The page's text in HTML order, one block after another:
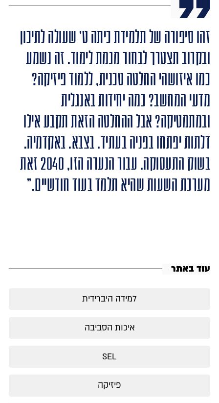
זהו סיפורה של תלמידת כיתה ט' שעולה לתיכון
ובקרוב תצטרך לבחור מגמת לימוד. זה נשמע
כמו איזושהי החלטה טכנית, ללמוד פיזיקה?
מדעי המחשב? כמה יחידות באנגלית
ובמתמטיקה? אבל ההחלטה הזאת תקבע אילו
דלתות יפתחו בפניה בעתיד. בצבא. באקדמיה.
בשוק התעסוקה. עבור הנערה הזו, 2040 זאת
מערכת השעות שהיא תלמד בעוד חודשיים."
עוד באתר
למידה היברידית
איכות הסביבה
SEL
פיזיקה